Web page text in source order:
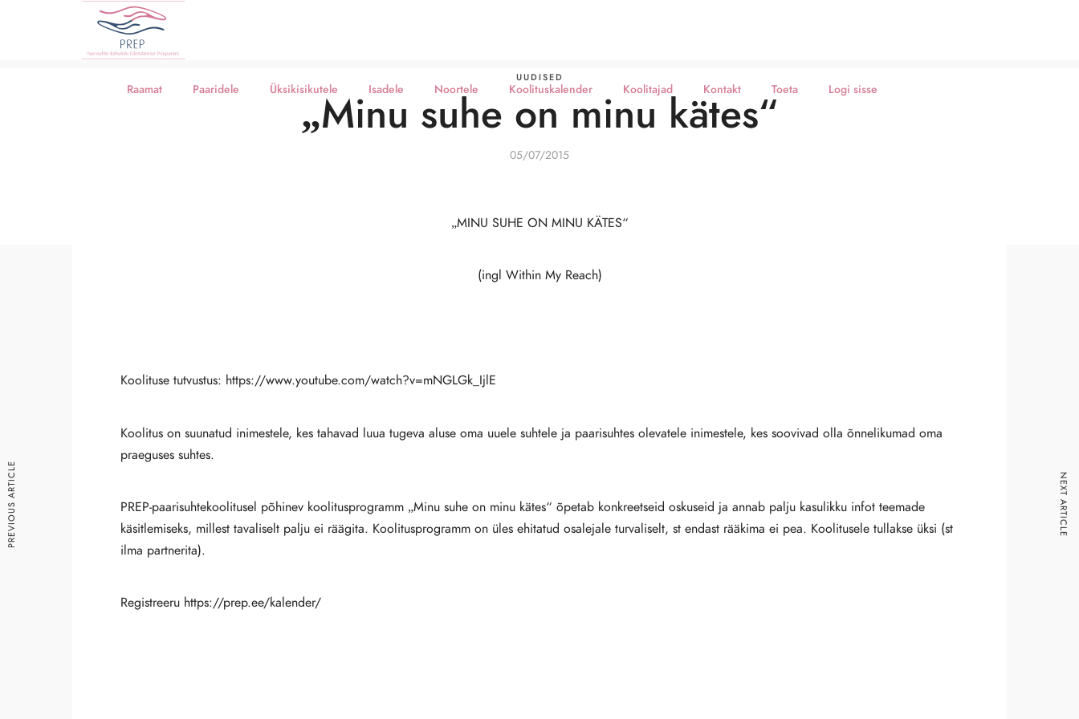
Raamat Paaridele Üksikisikutele Isadele Noortele Koolituskalender Koolitajad Kontakt Toeta Logi sisse
UUDISED
„Minu suhe on minu kätes“
05/07/2015
„MINU SUHE ON MINU KÄTES“
(ingl Within My Reach)
Koolituse tutvustus: https://www.youtube.com/watch?v=mNGLGk_IjlE
Koolitus on suunatud inimestele, kes tahavad luua tugeva aluse oma uuele suhtele ja paarisuhtes olevatele inimestele, kes soovivad olla õnnelikumad oma
praeguses suhtes.
PREP-paarisuhtekoolitusel põhinev koolitusprogramm „Minu suhe on minu kätes“ õpetab konkreetseid oskuseid ja annab palju kasulikku infot teemade
käsitlemiseks, millest tavaliselt palju ei räägita. Koolitusprogramm on üles ehitatud osalejale turvaliselt, st endast rääkima ei pea. Koolitusele tullakse üksi (st
ilma partnerita).
Registreeru https://prep.ee/kalender/
PREVIOUS ARTICLE NEXT ARTICLE